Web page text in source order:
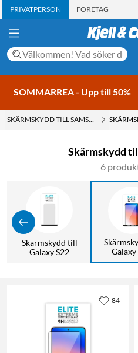
PRIVATPERSON FÖRETAG
SOMMARREA - Upp till 50%
SKÄRMSKYDD TILL SAMSUNG
Skärmskydd
6
Skärmskydd till
Galaxy S22
Galaxy
84